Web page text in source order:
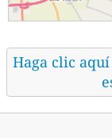
Haga clic